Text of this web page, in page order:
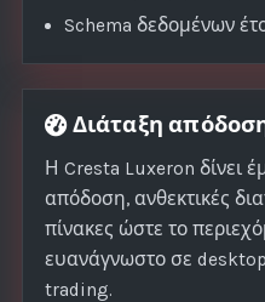
Schema δεδομένων
Διάταξη
Η Cresta Luxeron δίνει
απόδοση, ανθεκτικές
πίνακες ώστε το
ευανάγνωστο σε
trading.